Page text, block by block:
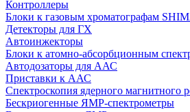
Контроллеры
Блоки к газовым хроматографам
Детекторы для ГХ
Автоинжекторы
Блоки к атомно-абсорбционным
Автодозаторы для ААС
Приставки к ААС
Спектроскопия ядерного магнитного
Бескриогенные ЯМР‑спектрометры